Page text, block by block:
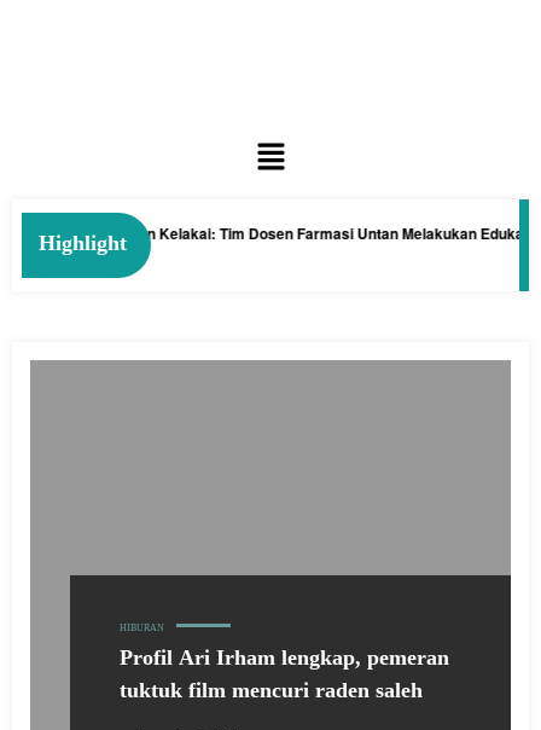
Highlight
dengan Tanaman Kelakai: Tim Dosen Farmasi Untan Melakukan Edukasi
HIBURAN
Profil Ari Irham lengkap, pemeran
tuktuk film mencuri raden saleh